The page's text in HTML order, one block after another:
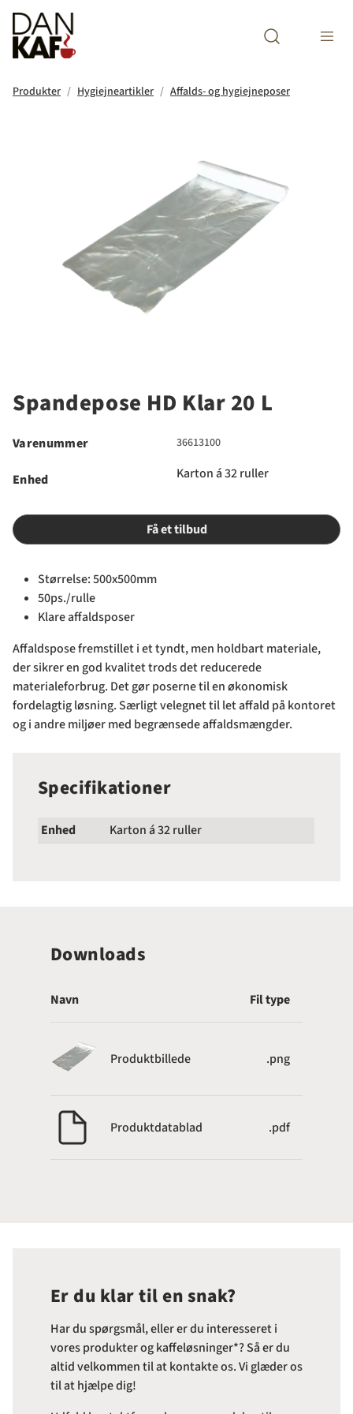
Produkter Hygiejneartikler Affalds- og hygiejneposer
Spandepose HD Klar 20 L
Varenummer 36613100
Enhed Karton á 32 ruller
Få et tilbud
Størrelse: 500x500mm
50ps./rulle
Klare affaldsposer
Affaldspose fremstillet i et tyndt, men holdbart materiale,
der sikrer en god kvalitet trods det reducerede
materialeforbrug. Det gør poserne til en økonomisk
fordelagtig løsning. Særligt velegnet til let affald på kontoret
og i andre miljøer med begrænsede affaldsmængder.
Specifikationer
Enhed Karton á 32 ruller
Downloads
Navn Fil type
Produktbillede .png
Produktdatablad .pdf
Er du klar til en snak?
Har du spørgsmål, eller er du interesseret i
vores produkter og kaffeløsninger*? Så er du
altid velkommen til at kontakte os. Vi glæder os
til at hjælpe dig!